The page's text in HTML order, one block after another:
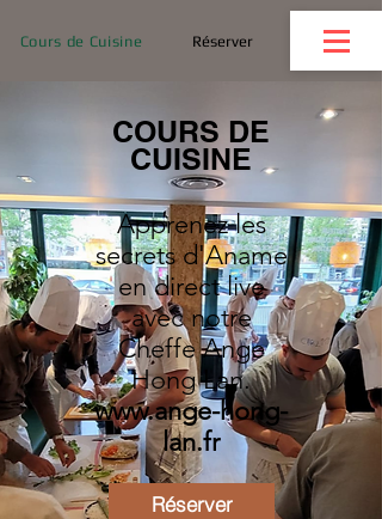
Réserver
Cours de Cuisine
COURS DE
CUISINE
Apprenez les
secrets d'Aname
en direct live
avec notre
Cheffe Ange
Hong Lan.
www.ange-hong-
lan.fr
Réserver